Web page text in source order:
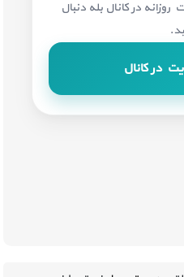
در کانال بله دنبال
در کانال